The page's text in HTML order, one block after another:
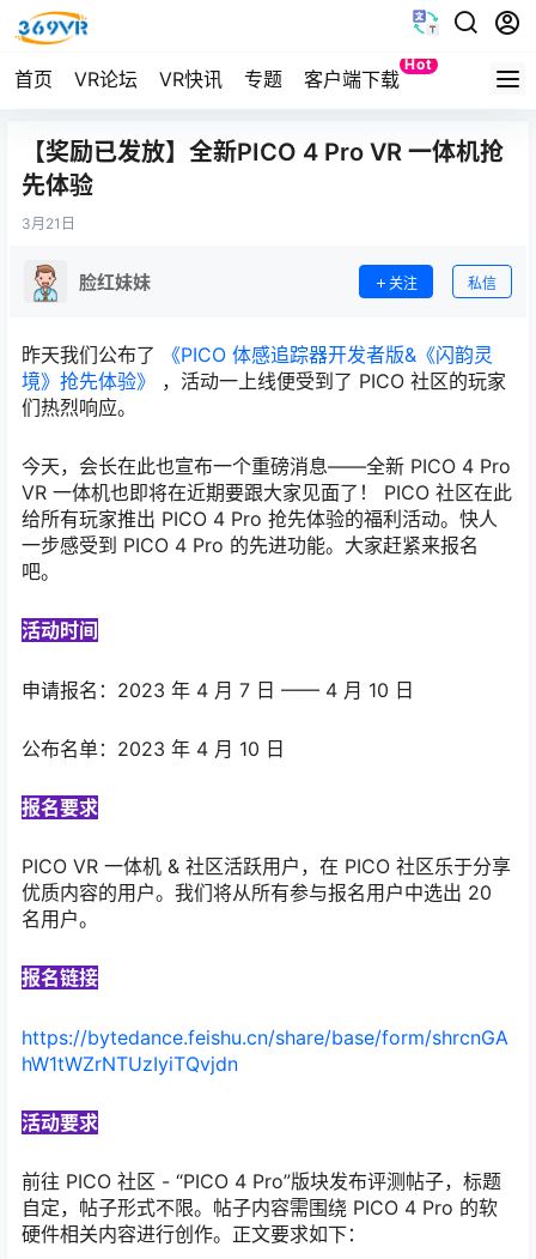
首页 VR论坛 VR快讯 专题 客户端下载
Hot
Quest
【奖励已发放】全新PICO 4 Pro VR 一体机抢
先体验
3月 21日
脸红妹妹 关注 私信
昨天我们公布了
《PICO 体感追踪器开发者版&《闪韵灵
境》抢先体验》 ，活动一上线便受到了 PICO 社区的玩家
们热烈响应。
今天，会长在此也宣布一个重磅消息——全新 PICO 4 Pro
VR 一体机也即将在近期要跟大家见面了！ PICO 社区在此
给所有玩家推出 PICO 4 Pro 抢先体验的福利活动。快人
一步感受到 PICO 4 Pro 的先进功能。大家赶紧来报名
吧。
活动时间
申请报名：2023 年 4 月 7 日 —— 4 月 10 日
公布名单：2023 年 4 月 10 日
报名要求
PICO VR 一体机 & 社区活跃用户，在 PICO 社区乐于分享
优质内容的用户。我们将从所有参与报名用户中选出 20
名用户。
报名链接
https://bytedance.feishu.cn/share/base/form/shrcnGA
hW1tWZrNTUzIyiTQvjdn
活动要求
前往 PICO 社区 - “PICO 4 Pro”版块发布评测帖子，标题
自定，帖子形式不限。帖子内容需围绕 PICO 4 Pro 的软
硬件相关内容进行创作。正文要求如下：